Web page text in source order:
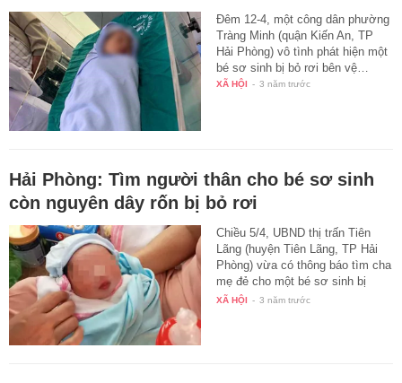
Đêm 12-4, một công dân phường
Tràng Minh (quận Kiến An, TP
Hải Phòng) vô tình phát hiện một
bé sơ sinh bị bỏ rơi bên vệ…
XÃ HỘI - 3 năm trước
Hải Phòng: Tìm người thân cho bé sơ sinh
còn nguyên dây rốn bị bỏ rơi
Chiều 5/4, UBND thị trấn Tiên
Lãng (huyện Tiên Lãng, TP Hải
Phòng) vừa có thông báo tìm cha
mẹ đẻ cho một bé sơ sinh bị
bỏ…
XÃ HỘI - 3 năm trước